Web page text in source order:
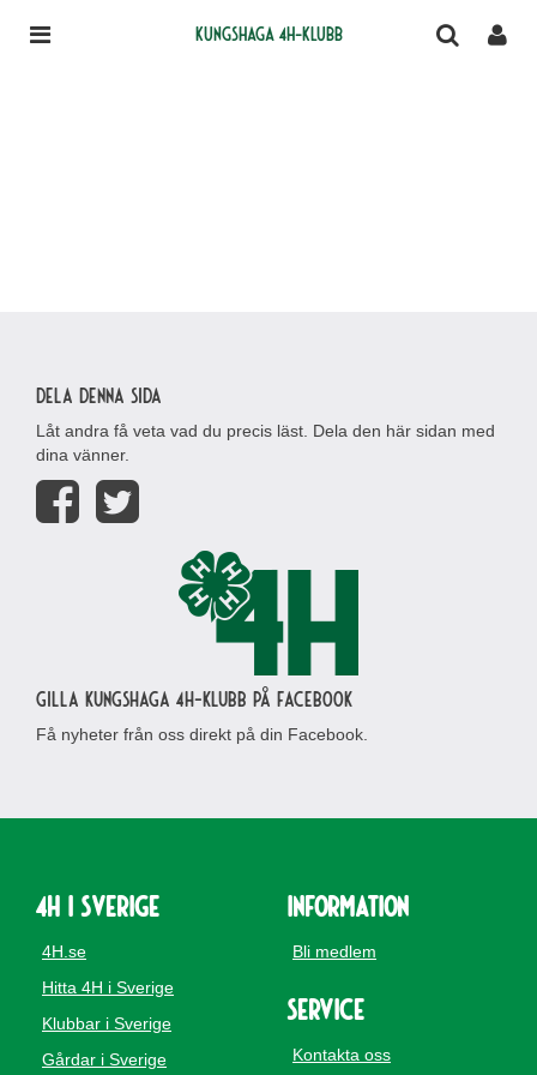
Kungshaga 4H-klubb
Dela denna sida
Låt andra få veta vad du precis läst. Dela den här sidan med
dina vänner.
Gilla Kungshaga 4H-klubb på Facebook
Få nyheter från oss direkt på din Facebook.
4H i Sverige
4H.se
Hitta 4H i Sverige
Klubbar i Sverige
Gårdar i Sverige
Information
Bli medlem
Service
Kontakta oss